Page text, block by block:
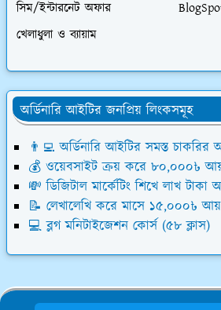
সিম/ইন্টারনেট অফার
খেলাধুলা ও ব্যায়াম
অর্ডিনারি আইটির জনপ্রিয় লিংকসমূহ
👨‍💻 অর্ডিনারি আইটির সমস্ত চাকরির
💰 ওয়েবসাইট ক্রয় করে ৮০,০০০৳
💸 ডিজিটাল মার্কেটিং শিখে লাখ টাকা
📝 লেখালেখি করে মাসে ১৫,০০০৳ আয়
💻 ব্লগ মনিটাইজেশন কোর্স (৫৮ ক্লাস)